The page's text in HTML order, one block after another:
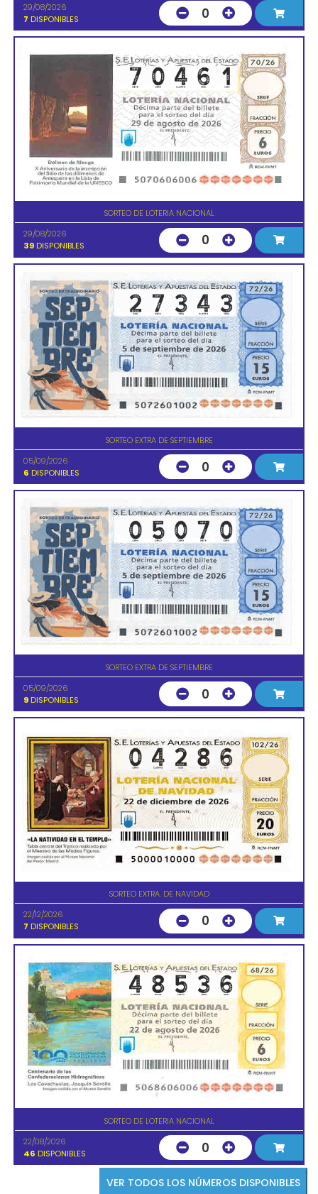
29/08/2026
7 DISPONIBLES 0
SORTEO DE LOTERIA NACIONAL
29/08/2026
39 DISPONIBLES 0
SORTEO EXTRA DE SEPTIEMBRE
05/09/2026
6 DISPONIBLES 0
SORTEO EXTRA DE SEPTIEMBRE
05/09/2026
9 DISPONIBLES 0
SORTEO EXTRA. DE NAVIDAD
22/12/2026
7 DISPONIBLES 0
SORTEO DE LOTERIA NACIONAL
22/08/2026
46 DISPONIBLES 0
VER TODOS LOS NÚMEROS DISPONIBLES